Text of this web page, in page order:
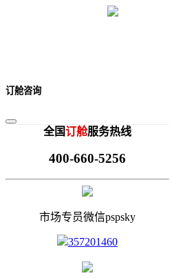
订舱咨询
全国订舱服务热线
400-660-5256
市场专员微信pspsky
357201460